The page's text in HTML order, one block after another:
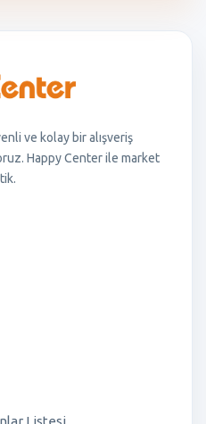
ve kolay bir alışveriş
Happy Center ile market
Listesi